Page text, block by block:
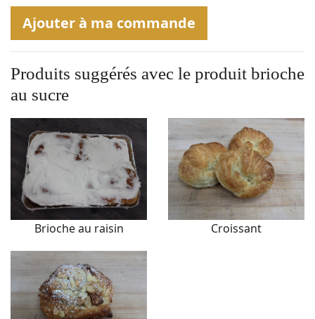
Ajouter à ma commande
Produits suggérés avec le produit brioche
au sucre
Brioche au raisin Croissant